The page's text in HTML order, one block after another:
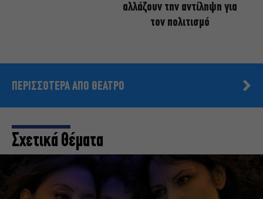
αλλάζουν την αντίληψη για
τον πολιτισμό
ΠΕΡΙΣΣΟΤΕΡΑ ΑΠΟ ΘΕΑΤΡΟ
Σχετικά Θέματα